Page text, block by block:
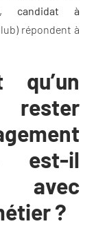
candidat à
répondent à
rester
est-il
?